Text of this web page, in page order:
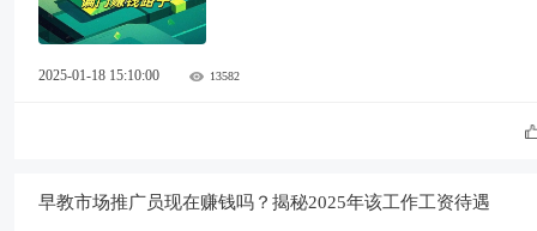
2025-01-18 15:10:00 13582
早教市场推广员现在赚钱吗？揭秘2025年该工作工资待遇